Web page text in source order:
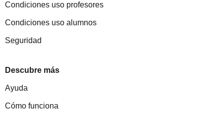
Condiciones uso profesores
Condiciones uso alumnos
Seguridad
Descubre más
Ayuda
Cómo funciona